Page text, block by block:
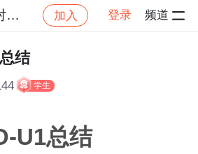
2024年北航面向对象设计与构造 加入 登录 频道
面向对象设计与构造
结
学生
U1总结